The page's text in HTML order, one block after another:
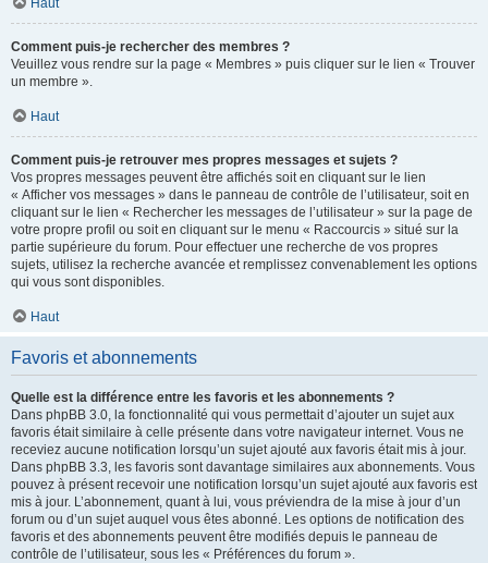
Haut
Comment puis-je rechercher des membres ?
Veuillez vous rendre sur la page « Membres » puis cliquer sur le lien « Trouver
un membre ».
Haut
Comment puis-je retrouver mes propres messages et sujets ?
Vos propres messages peuvent être affichés soit en cliquant sur le lien
« Afficher vos messages » dans le panneau de contrôle de l’utilisateur, soit en
cliquant sur le lien « Rechercher les messages de l’utilisateur » sur la page de
votre propre profil ou soit en cliquant sur le menu « Raccourcis » situé sur la
partie supérieure du forum. Pour effectuer une recherche de vos propres
sujets, utilisez la recherche avancée et remplissez convenablement les options
qui vous sont disponibles.
Haut
Favoris et abonnements
Quelle est la différence entre les favoris et les abonnements ?
Dans phpBB 3.0, la fonctionnalité qui vous permettait d’ajouter un sujet aux
favoris était similaire à celle présente dans votre navigateur internet. Vous ne
receviez aucune notification lorsqu’un sujet ajouté aux favoris était mis à jour.
Dans phpBB 3.3, les favoris sont davantage similaires aux abonnements. Vous
pouvez à présent recevoir une notification lorsqu’un sujet ajouté aux favoris est
mis à jour. L’abonnement, quant à lui, vous préviendra de la mise à jour d’un
forum ou d’un sujet auquel vous êtes abonné. Les options de notification des
favoris et des abonnements peuvent être modifiés depuis le panneau de
contrôle de l’utilisateur, sous les « Préférences du forum ».